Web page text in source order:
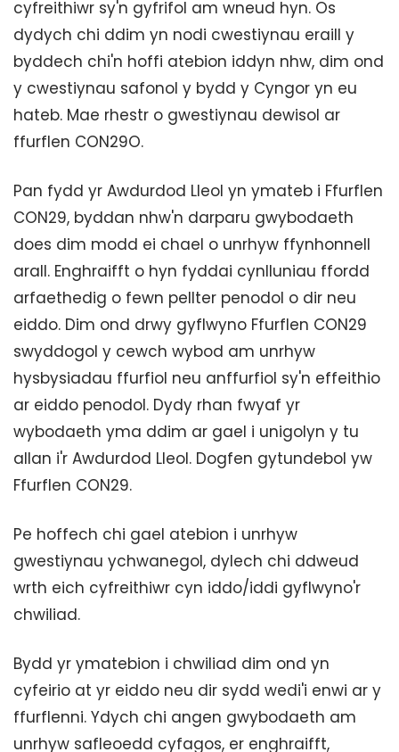
cyfreithiwr sy'n gyfrifol am wneud hyn. Os
dydych chi ddim yn nodi cwestiynau eraill y
byddech chi'n hoffi atebion iddyn nhw, dim ond
y cwestiynau safonol y bydd y Cyngor yn eu
hateb. Mae rhestr o gwestiynau dewisol ar
ffurflen CON29O.
Pan fydd yr Awdurdod Lleol yn ymateb i Ffurflen
CON29, byddan nhw'n darparu gwybodaeth
does dim modd ei chael o unrhyw ffynhonnell
arall. Enghraifft o hyn fyddai cynlluniau ffordd
arfaethedig o fewn pellter penodol o dir neu
eiddo. Dim ond drwy gyflwyno Ffurflen CON29
swyddogol y cewch wybod am unrhyw
hysbysiadau ffurfiol neu anffurfiol sy'n effeithio
ar eiddo penodol. Dydy rhan fwyaf yr
wybodaeth yma ddim ar gael i unigolyn y tu
allan i'r Awdurdod Lleol. Dogfen gytundebol yw
Ffurflen CON29.
Pe hoffech chi gael atebion i unrhyw
gwestiynau ychwanegol, dylech chi ddweud
wrth eich cyfreithiwr cyn iddo/iddi gyflwyno'r
chwiliad.
Bydd yr ymatebion i chwiliad dim ond yn
cyfeirio at yr eiddo neu dir sydd wedi'i enwi ar y
ffurflenni. Ydych chi angen gwybodaeth am
unrhyw safleoedd cyfagos, er enghraifft,